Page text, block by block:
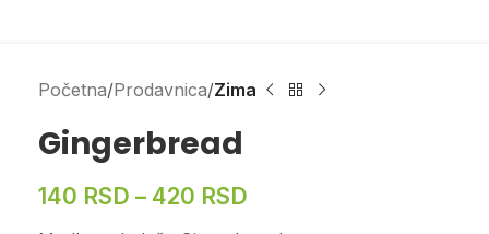
Početna Prodavnica Zima
Gingerbread
140 RSD – 420 RSD